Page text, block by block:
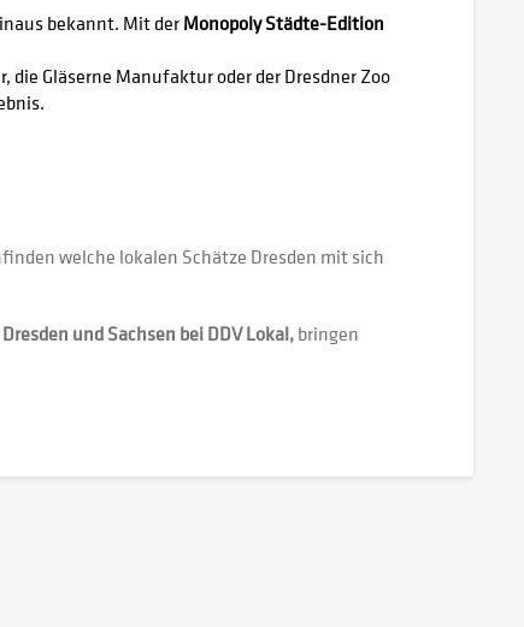
bekannt. Mit derMonopoly Städte-Edition
Gläserne Manufaktur oder der Dresdner Zoo
welche lokalen Schätze Dresden mit sich
und Sachsen bei DDV Lokal,bringen